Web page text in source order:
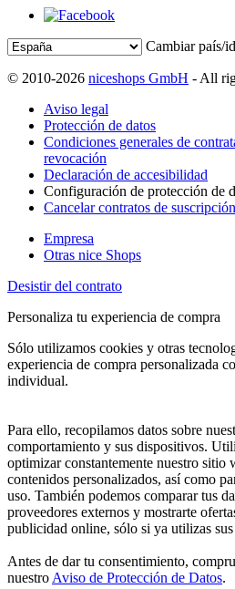
Cambiar país/
© 2010-2026 niceshops GmbH - All
Aviso legal
Protección de datos
Condiciones generales de
revocación
Declaración de accesibilidad
Configuración de protección de
Cancelar contratos de
Empresa
Otras nice Shops
Desistir del contrato
Personaliza tu experiencia de compra
Sólo utilizamos cookies y otras
experiencia de compra personalizada
individual.
Para ello, recopilamos datos sobre
comportamiento y sus dispositivos.
optimizar constantemente nuestro
contenidos personalizados, así como
uso. También podemos comparar tus
proveedores externos y mostrarte
publicidad online, sólo si ya utilizas
Antes de dar tu consentimiento,
nuestro Aviso de Protección de Datos.